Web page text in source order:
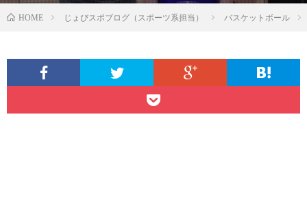
HOME じょびスポブログ（スポーツ系担当） バスケットボール